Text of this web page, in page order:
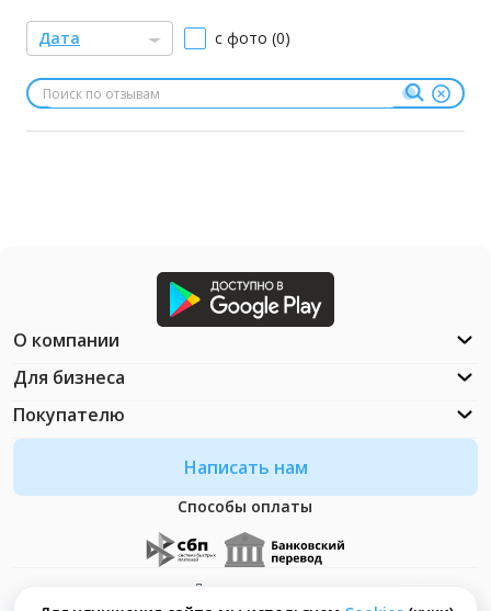
Дата с фото (0)
Написать нам
Способы оплаты
О компании
Для бизнеса
Покупателю
Документация